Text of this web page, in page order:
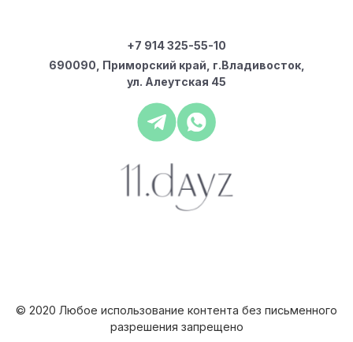
+7 914 325-55-10
690090, Приморский край, г.Владивосток,
ул. Алеутская 45
© 2020 Любое использование контента без письменного
разрешения запрещено